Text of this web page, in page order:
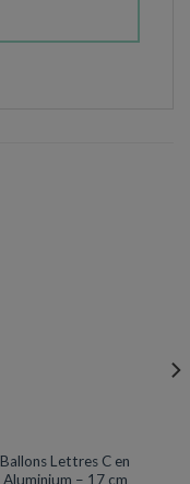
Ballons Lettres C en
Aluminium – 17 cm